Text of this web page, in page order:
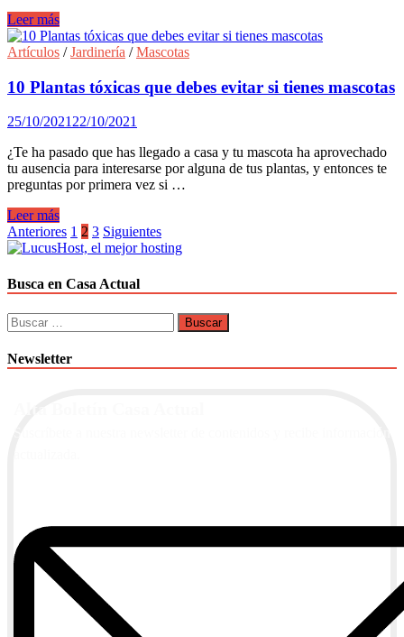
Jardineria:
Acurrucados
con
Leer más
Artículos /Jardinería /Mascotas
10 Plantas tóxicas que debes evitar si tienes mascotas
25/10/202122/10/2021
¿Te ha pasado que has llegado a casa y tu mascota ha aprovechado
tu ausencia para interesarse por alguna de tus plantas, y entonces te
preguntas por primera vez si …
10
Plantas
tóxicas
debes
evitar
si
tienes
Leer más
Paginación
de
entradas
Anteriores 1 2 3 Siguientes
Busca en Casa Actual
Buscar:
Newsletter